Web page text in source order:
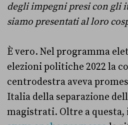
degli impegni presi con gli
siamo presentati al loro
È vero. Nel programma
elezioni politiche 2022 la
centrodestra aveva
Italia della separazione
magistrati. Oltre a